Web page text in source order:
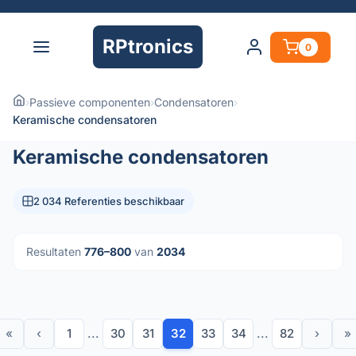
RPtronics 0
›Passieve componenten›Condensatoren›
Keramische condensatoren
Keramische condensatoren
2 034 Referenties beschikbaar
Resultaten 776–800 van 2034
« ‹ 1 ... 30 31 32 33 34 ... 82 › »